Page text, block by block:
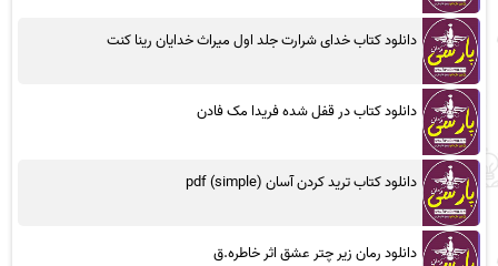
دانلود کتاب خدای شرارت جلد اول میراث خدایان رینا کنت
دانلود کتاب در قفل شده فریدا مک فادن
دانلود کتاب ترید کردن آسان (simple) pdf
دانلود رمان زیر چتر عشق اثر خاطره.ق